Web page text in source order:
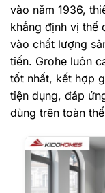
vào năm 1936,
khẳng định vị thế
vào chất lượng
tiến. Grohe luôn
tốt nhất, kết hợp
tiện dụng, đáp
dùng trên toàn